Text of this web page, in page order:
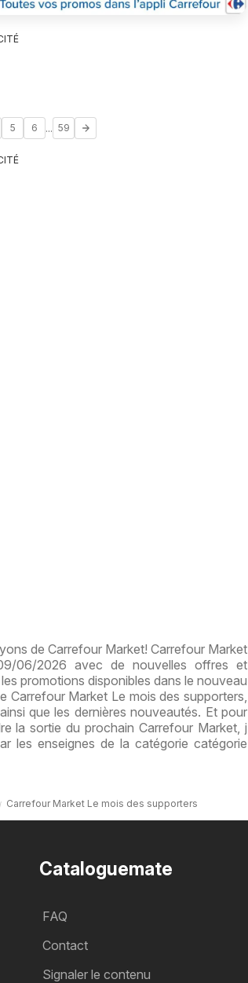
5 6 ... 59
de Carrefour Market! Carrefour Market
06/2026 avec de nouvelles offres et
promotions disponibles dans le nouveau
Carrefour Market Le mois des supporters,
que les dernières nouveautés. Et pour
la sortie du prochain Carrefour Market, j
les enseignes de la catégorie catégorie
Carrefour Market Le mois des supporters
Cataloguemate
FAQ
Contact
Signaler le contenu